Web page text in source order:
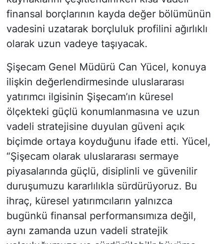
finansal borçlarının kayda değer bölümünün
vadesini uzatarak borçluluk profilini ağırlıklı
olarak uzun vadeye taşıyacak.
Şişecam Genel Müdürü Can Yücel, konuya
ilişkin değerlendirmesinde uluslararası
yatırımcı ilgisinin Şişecam’ın küresel
ölçekteki güçlü konumlanmasına ve uzun
vadeli stratejisine duyulan güveni açık
biçimde ortaya koyduğunu ifade etti. Yücel,
“Şişecam olarak uluslararası sermaye
piyasalarında güçlü, disiplinli ve güvenilir
duruşumuzu kararlılıkla sürdürüyoruz. Bu
ihraç, küresel yatırımcıların yalnızca
bugünkü finansal performansımıza değil,
aynı zamanda uzun vadeli stratejik